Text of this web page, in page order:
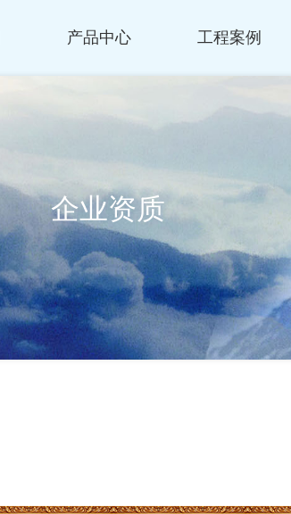
产品中心 工程案例
企业资质